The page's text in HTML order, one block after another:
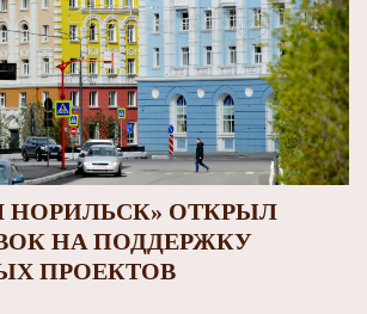
ОТКРЫЛ
НА ПОДДЕРЖКУ
ПРОЕКТОВ